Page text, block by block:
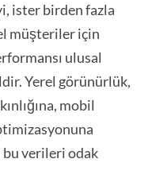
ister birden fazla
müşteriler için
ulusal
Yerel görünürlük,
mobil
bu verileri odak